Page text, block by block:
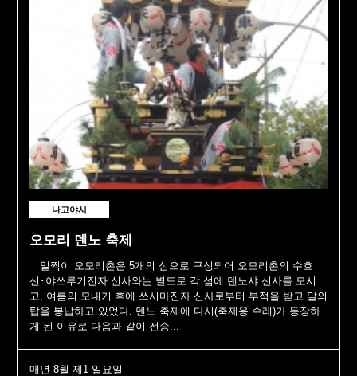
나고야시
오모리 덴노 축제
일찍이 오모리촌은 5개의 섬으로 구성되어 오모리촌의 수호
신･야쓰루기진자 신사와는 별도로 각 섬에 덴노샤 신사를 모시
고, 여름의 모내기 후에 쓰시마진자 신사로부터 부적을 받고 말의
탑을 봉납하고 있었다. 덴노 축제에 다시(축제용 수레)가 등장하
게 된 이유로 다음과 같이 전승...
매년 8월 제1 일요일